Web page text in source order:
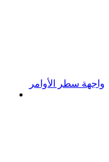
واجهة سطر الأوامر